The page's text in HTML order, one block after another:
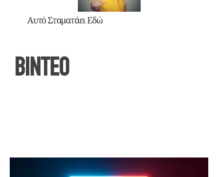
Αυτό Σταματάει Εδώ
ΒΙΝΤΕΟ